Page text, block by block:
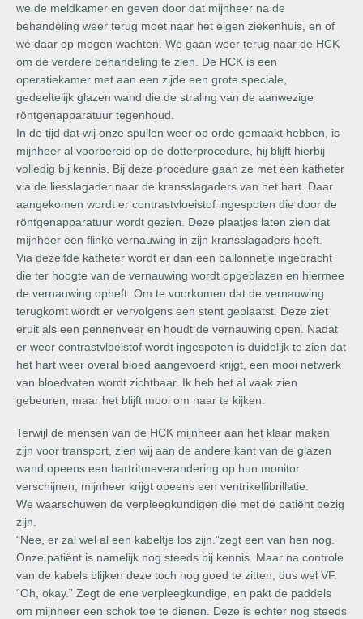
we de meldkamer en geven door dat mijnheer na de
behandeling weer terug moet naar het eigen ziekenhuis, en of
we daar op mogen wachten. We gaan weer terug naar de HCK
om de verdere behandeling te zien. De HCK is een
operatiekamer met aan een zijde een grote speciale,
gedeeltelijk glazen wand die de straling van de aanwezige
röntgenapparatuur tegenhoud.
In de tijd dat wij onze spullen weer op orde gemaakt hebben, is
mijnheer al voorbereid op de dotterprocedure, hij blijft hierbij
volledig bij kennis. Bij deze procedure gaan ze met een katheter
via de liesslagader naar de kransslagaders van het hart. Daar
aangekomen wordt er contrastvloeistof ingespoten die door de
röntgenapparatuur wordt gezien. Deze plaatjes laten zien dat
mijnheer een flinke vernauwing in zijn kransslagaders heeft.
Via dezelfde katheter wordt er dan een ballonnetje ingebracht
die ter hoogte van de vernauwing wordt opgeblazen en hiermee
de vernauwing opheft. Om te voorkomen dat de vernauwing
terugkomt wordt er vervolgens een stent geplaatst. Deze ziet
eruit als een pennenveer en houdt de vernauwing open. Nadat
er weer contrastvloeistof wordt ingespoten is duidelijk te zien dat
het hart weer overal bloed aangevoerd krijgt, een mooi netwerk
van bloedvaten wordt zichtbaar. Ik heb het al vaak zien
gebeuren, maar het blijft mooi om naar te kijken.
Terwijl de mensen van de HCK mijnheer aan het klaar maken
zijn voor transport, zien wij aan de andere kant van de glazen
wand opeens een hartritmeverandering op hun monitor
verschijnen, mijnheer krijgt opeens een ventrikelfibrillatie.
We waarschuwen de verpleegkundigen die met de patiënt bezig
zijn.
“Nee, er zal wel al een kabeltje los zijn.”zegt een van hen nog.
Onze patiënt is namelijk nog steeds bij kennis. Maar na controle
van de kabels blijken deze toch nog goed te zitten, dus wel VF.
“Oh, okay.” Zegt de ene verpleegkundige, en pakt de paddels
om mijnheer een schok toe te dienen. Deze is echter nog steeds